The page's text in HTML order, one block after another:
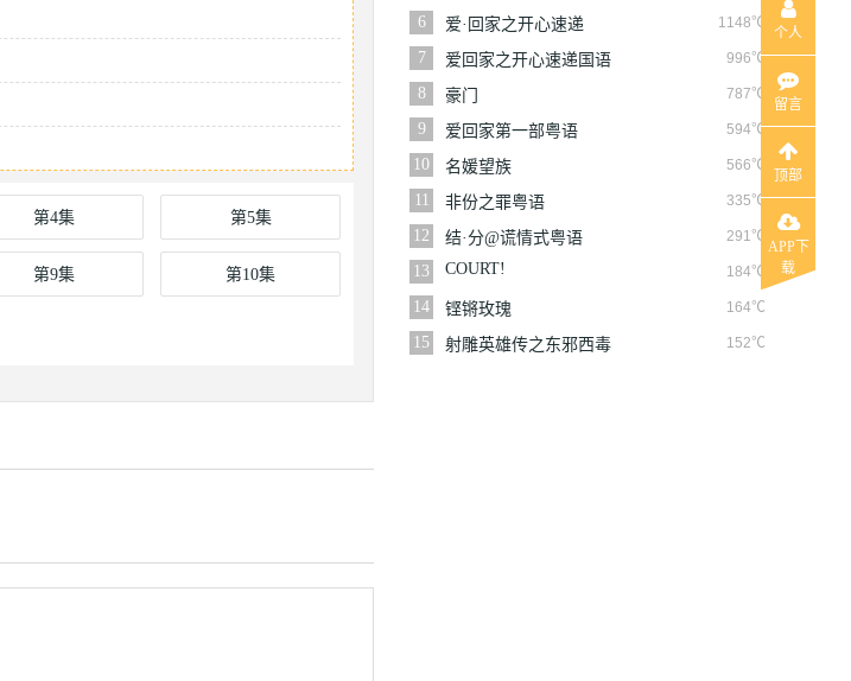
第4集 第5集
第9集 第10集
6
1148℃
爱·回家之开心速递
7
996℃
爱回家之开心速递国语
8
787℃
豪门
9
594℃
爱回家第一部粤语
10
566℃
名媛望族
11
335℃
非份之罪粤语
12
291℃
结·分@谎情式粤语
13
184℃
COURT!
14 164℃
铿锵玫瑰
15
152℃
射雕英雄传之东邪西毒
个人
留言
顶部
APP下
载